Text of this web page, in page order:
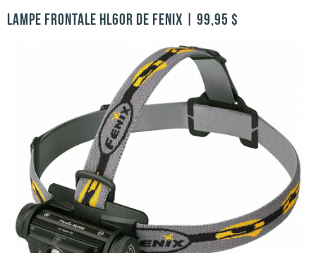
LAMPE FRONTALE HL60R DE FENIX | 99,95 $